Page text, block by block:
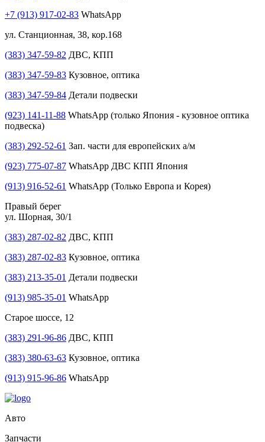
+7 (913) 917-02-83 WhatsApp
ул. Станционная, 38, кор.168
(383) 347-59-82 ДВС, КПП
(383) 347-59-83 Кузовное, оптика
(383) 347-59-84 Детали подвески
(923) 141-11-88 WhatsApp (только Япония - кузовное оптика
подвеска)
(383) 292-52-61 Зап. части для европейских а/м
(923) 775-07-87 WhatsApp ДВС КПП Япония
(913) 916-52-61 WhatsApp (Только Европа и Корея)
Правый берег
ул. Шорная, 30/1
(383) 287-02-82 ДВС, КПП
(383) 287-02-83 Кузовное, оптика
(383) 213-35-01 Детали подвески
(913) 985-35-01 WhatsApp
Старое шоссе, 12
(383) 291-96-86 ДВС, КПП
(383) 380-63-63 Кузовное, оптика
(913) 915-96-86 WhatsApp
Авто
Запчасти